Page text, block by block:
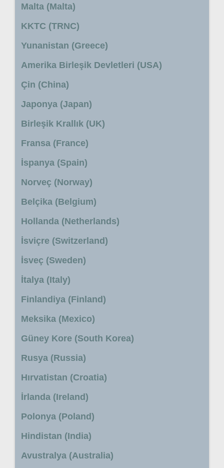
Malta (Malta)
KKTC (TRNC)
Yunanistan (Greece)
Amerika Birleşik Devletleri (USA)
Çin (China)
Japonya (Japan)
Birleşik Krallık (UK)
Fransa (France)
İspanya (Spain)
Norveç (Norway)
Belçika (Belgium)
Hollanda (Netherlands)
İsviçre (Switzerland)
İsveç (Sweden)
İtalya (Italy)
Finlandiya (Finland)
Meksika (Mexico)
Güney Kore (South Korea)
Rusya (Russia)
Hırvatistan (Croatia)
İrlanda (Ireland)
Polonya (Poland)
Hindistan (India)
Avustralya (Australia)